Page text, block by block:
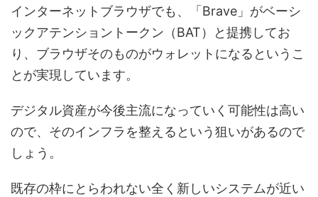
インターネットブラウザでも、「Brave」がベーシ
ックアテンショントークン（BAT）と提携してお
り、ブラウザそのものがウォレットになるというこ
とが実現しています。
デジタル資産が今後主流になっていく可能性は高い
ので、そのインフラを整えるという狙いがあるので
しょう。
既存の枠にとらわれない全く新しいシステムが近い